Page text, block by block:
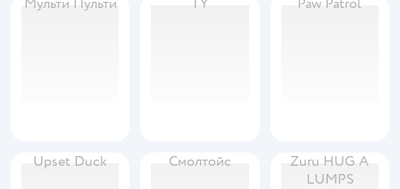
Upset Duck Смолтойс
Zuru HUG A
LUMPS